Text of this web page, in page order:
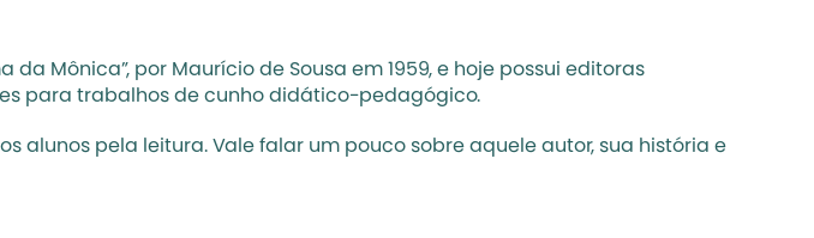
Mônica”, por Maurício de Sousa em 1959, e hoje possui editoras
para trabalhos de cunho didático-pedagógico.
alunos pela leitura. Vale falar um pouco sobre aquele autor, sua história e